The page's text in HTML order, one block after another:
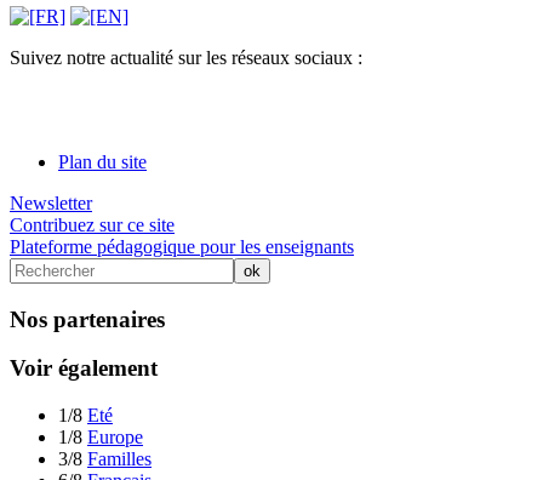
Suivez notre actualité sur les réseaux sociaux :
Plan du site
Newsletter
Contribuez sur ce site
Plateforme pédagogique pour les enseignants
Nos partenaires
Voir également
1/8 Eté
1/8 Europe
3/8 Familles